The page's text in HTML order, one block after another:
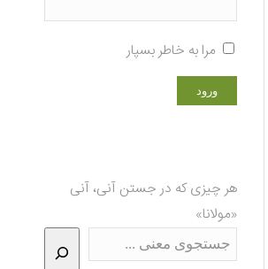
مرا به خاطر بسپار
هر چیزی که در جستن آنی، آنی
«مولانا»